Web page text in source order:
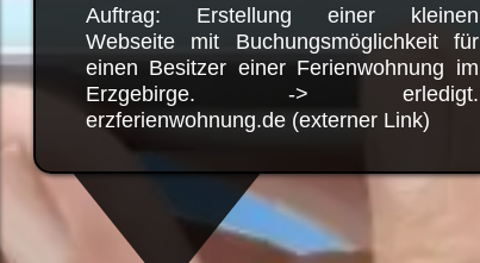
Auftrag: Erstellung einer kleinen
Webseite mit Buchungsmöglichkeit
für einen Besitzer einer
Ferienwohnung im Erzgebirge. ->
erledigt. erzferienwohnung.de
(externer Link)